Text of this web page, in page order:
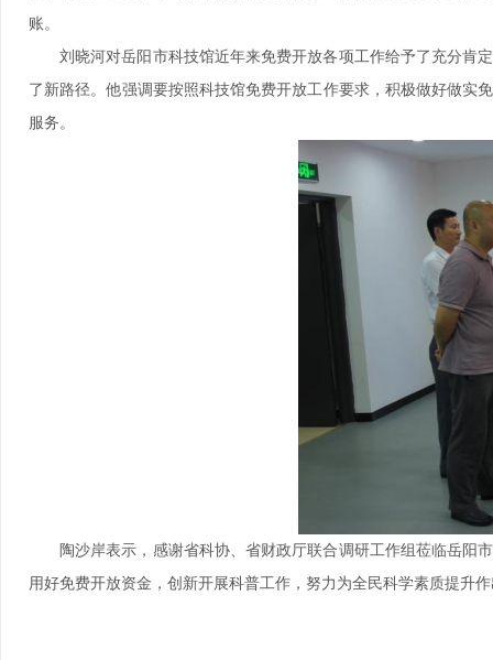
账。
刘晓河对岳阳市科技馆近年来免费开放各项工作给予了充分肯
了新路径。他强调要按照科技馆免费开放工作要求，积极做好做实
服务。
陶沙岸表示，感谢省科协、省财政厅联合调研工作组莅临岳阳
用好免费开放资金，创新开展科普工作，努力为全民科学素质提升